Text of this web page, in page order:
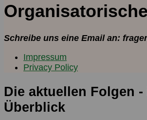
Schreibe uns eine Email an:
Impressum
Privacy Policy
Die aktuellen Folgen -
Überblick